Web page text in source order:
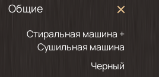
Общие
Стиральная машина +
Сушильная машина
черный